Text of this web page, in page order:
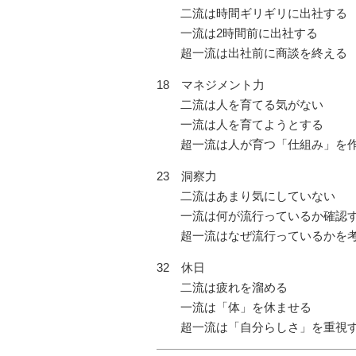
二流は時間ギリギリに出社する
一流は2時間前に出社する
超一流は出社前に商談を終える
18 マネジメント力
二流は人を育てる気がない
一流は人を育てようとする
超一流は人が育つ「仕組み」を
23 洞察力
二流はあまり気にしていない
一流は何が流行っているか確認
超一流はなぜ流行っているかを
32 休日
二流は疲れを溜める
一流は「体」を休ませる
超一流は「自分らしさ」を重視